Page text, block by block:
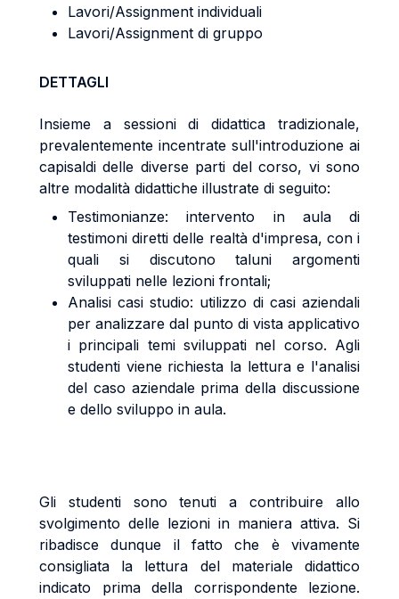
Lavori/Assignment individuali
Lavori/Assignment di gruppo
DETTAGLI
Insieme a sessioni di didattica tradizionale,
prevalentemente incentrate sull'introduzione ai
capisaldi delle diverse parti del corso, vi sono
altre modalità didattiche illustrate di seguito:
Testimonianze: intervento in aula di
testimoni diretti delle realtà d'impresa, con i
quali si discutono taluni argomenti
sviluppati nelle lezioni frontali;
Analisi casi studio: utilizzo di casi aziendali
per analizzare dal punto di vista applicativo
i principali temi sviluppati nel corso. Agli
studenti viene richiesta la lettura e l'analisi
del caso aziendale prima della discussione
e dello sviluppo in aula.
Gli studenti sono tenuti a contribuire allo
svolgimento delle lezioni in maniera attiva. Si
ribadisce dunque il fatto che è vivamente
consigliata la lettura del materiale didattico
indicato prima della corrispondente lezione.